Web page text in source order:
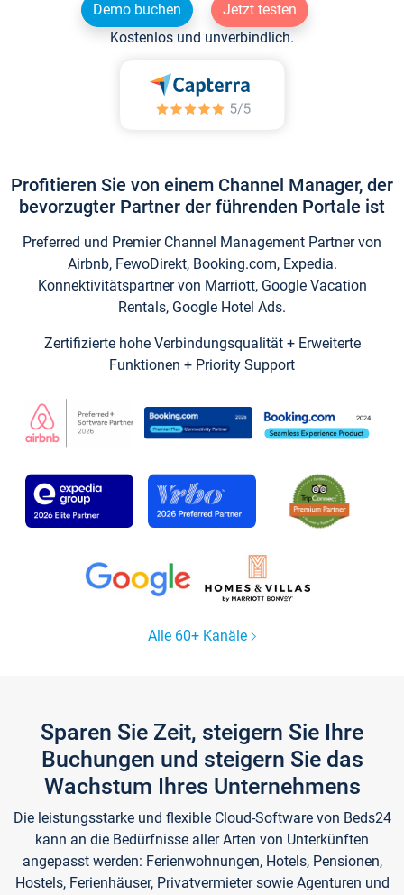
Demo buchen
Jetzt testen
Kostenlos und unverbindlich.
Profitieren Sie von einem Channel Manager, der
bevorzugter Partner der führenden Portale ist
Preferred und Premier Channel Management Partner von
Airbnb, FewoDirekt, Booking.com, Expedia.
Konnektivitätspartner von Marriott, Google Vacation
Rentals, Google Hotel Ads.
Zertifizierte hohe Verbindungsqualität + Erweiterte
Funktionen + Priority Support
Alle 60+ Kanäle
Sparen Sie Zeit, steigern Sie Ihre
Buchungen und steigern Sie das
Wachstum Ihres Unternehmens
Die leistungsstarke und flexible Cloud-Software von Beds24
kann an die Bedürfnisse aller Arten von Unterkünften
angepasst werden: Ferienwohnungen, Hotels, Pensionen,
Hostels, Ferienhäuser, Privatvermieter sowie Agenturen und